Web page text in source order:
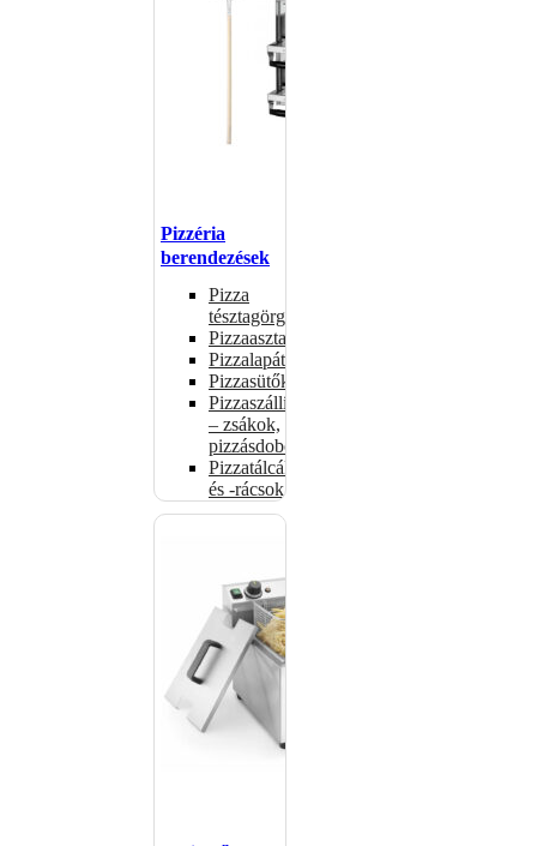
Pizzéria
berendezések
Pizza
tésztagörgők
Pizzaasztalok
Pizzalapátok
Pizzasütők
Pizzaszállítás
– zsákok,
pizzásdobozok
Pizzatálcák
és -rácsok